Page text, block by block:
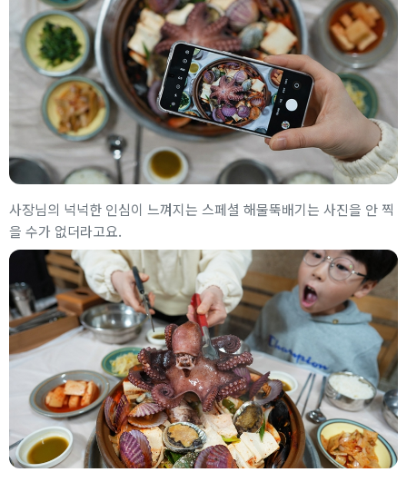
사장님의 넉넉한 인심이 느껴지는 스페셜 해물뚝배기는 사진을 안 찍
을 수가 없더라고요.